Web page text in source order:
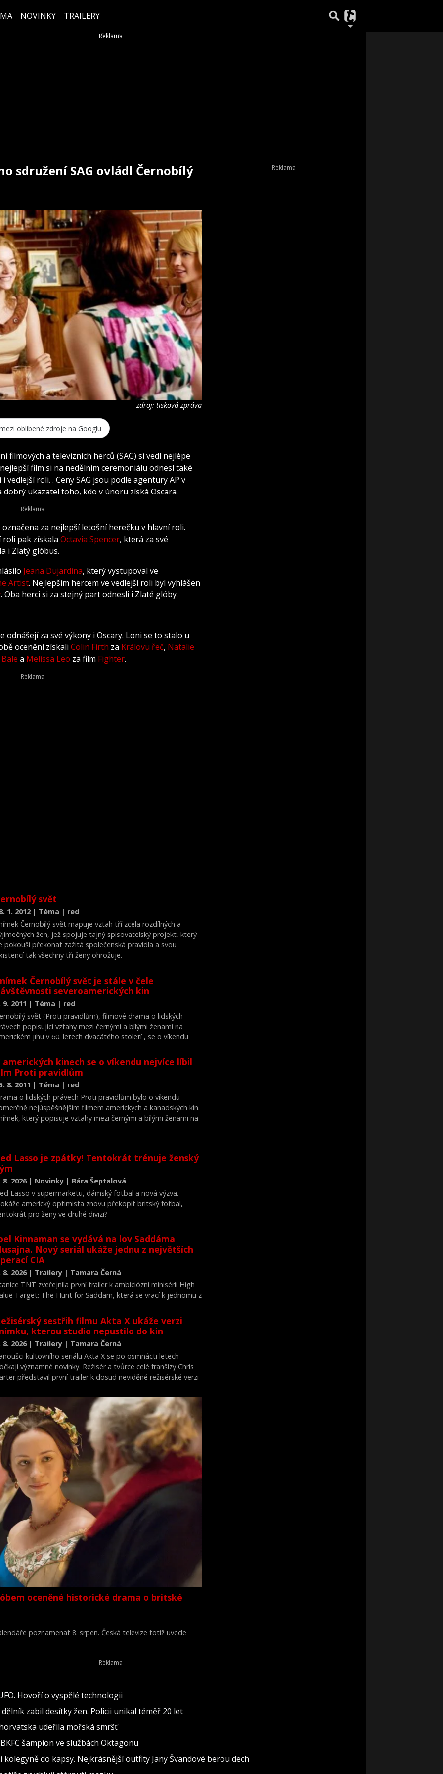
NOVINKY TRAILERY
sdružení SAG ovládl Černobílý
zdroj: tisková zpráva
oblíbené zdroje na Googlu
filmových a televizních herců (SAG) si vedl nejlépe
film si na nedělním ceremoniálu odnesl také
roli. . Ceny SAG jsou podle agentury AP v
ukazatel toho, kdo v únoru získá Oscara.
za nejlepší letošní herečku v hlavní roli.
roli pak získala Octavia Spencer, která za své
i Zlatý glóbus.
Jeana Dujardina, který vystupoval ve
Artist. Nejlepším hercem ve vedlejší roli byl vyhlášen
. Oba herci si za stejný part odnesli i Zlaté glóby.
odnášejí za své výkony i Oscary. Loni se to stalo u
ocenění získali Colin Firth za Královu řeč, Natalie
a Melissa Leo za film Fighter.
svět
1. 2012 | Téma | red
Černobílý svět mapuje vztah tří zcela rozdílných a
žen, jež spojuje tajný spisovatelský projekt, který
pokouší překonat zažitá společenská pravidla a svou
tak všechny tři ženy ohrožuje.
Černobílý svět je stále v čele
severoamerických kin
9. 2011 | Téma | red
svět (Proti pravidlům), filmové drama o lidských
popisující vztahy mezi černými a bílými ženami na
jihu v 60. letech dvacátého století , se o víkendu
již utržil 14,2 milionu dolarů (245 milionů korun) a
všechny tři víkendové novinky.
amerických kinech se o víkendu nejvíce líbil
Proti pravidlům
8. 2011 | Téma | red
o lidských právech Proti pravidlům bylo o víkendu
nejúspěšnějším filmem amerických a kanadských kin.
který popisuje vztahy mezi černými a bílými ženami na
Lasso je zpátky! Tentokrát trénuje ženský
8. 2026 | Novinky | Bára Šeptalová
Lasso v supermarketu, dámský fotbal a nová výzva.
americký optimista znovu překopit britský fotbal,
pro ženy ve druhé divizi?
Kinnaman se vydává na lov Saddáma
Nový seriál ukáže jednu z největších
CIA
8. 2026 | Trailery | Tamara Černá
TNT zveřejnila první trailer k ambiciózní minisérii High
Target: The Hunt for Saddam, která se vrací k jednomu z
sestřih filmu Akta X ukáže verzi
kterou studio nepustilo do kin
8. 2026 | Trailery | Tamara Černá
kultovního seriálu Akta X se po osmnácti letech
významné novinky. Režisér a tvůrce celé franšízy Chris
představil první trailer k dosud neviděné režisérské verzi
oceněné historické drama o britské
poznamenat 8. srpen. Česká televize totiž uvede
Hovoří o vyspělé technologii
zabil desítky žen. Policii unikal téměř 20 let
udeřila mořská smršť
šampion ve službách Oktagonu
do kapsy. Nejkrásnější outfity Jany Švandové berou dech